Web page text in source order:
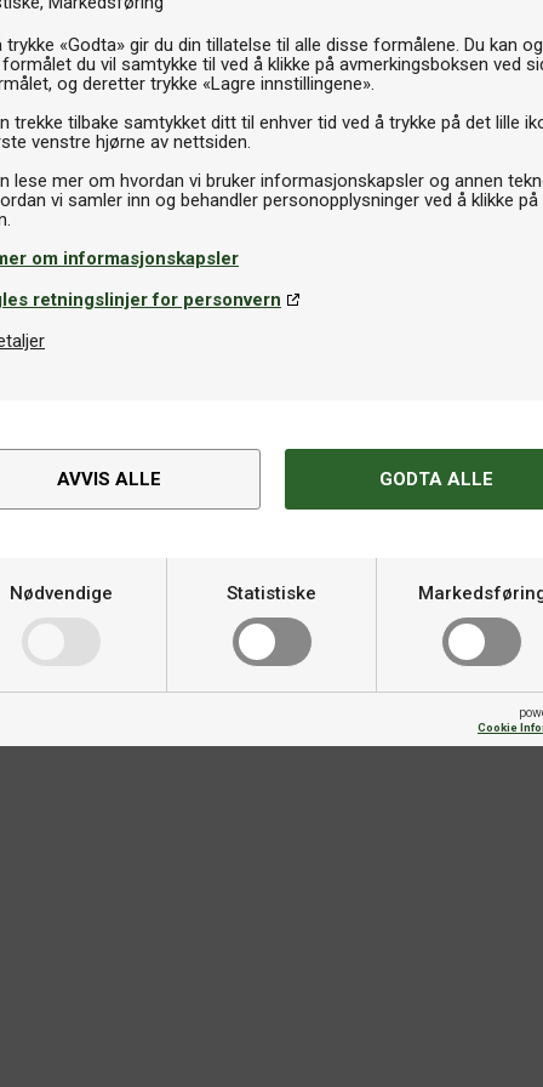
trykke «Godta» gir du din tillatelse til alle disse formålene. Du kan
du vil samtykke til ved å klikke på avmerkingsboksen ved
og deretter trykke «Lagre innstillingene».
trekke tilbake samtykket ditt til enhver tid ved å trykke på det lille
venstre hjørne av nettsiden.
lese mer om hvordan vi bruker informasjonskapsler og annen
vi samler inn og behandler personopplysninger ved å klikke på
om informasjonskapsler
retningslinjer for personvern
AVVIS ALLE GODTA ALLE
Nødvendige Statistiske
Cookie
Salg